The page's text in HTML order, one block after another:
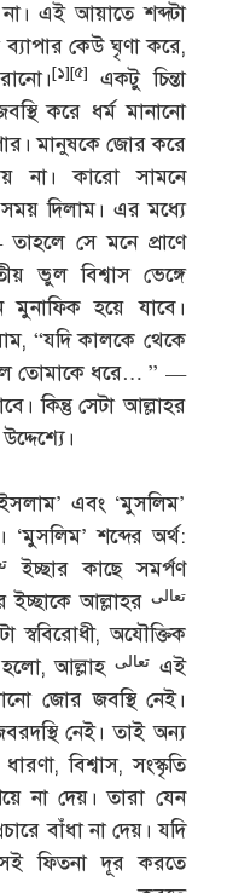
এই আয়াতে শব্দটা
[১][৫]
একটু চিন্তা
করে ধর্ম মানানো
মানুষকে জোর করে
না। কারো সামনে
দিলাম। এর মধ্যে
সে মনে প্রাণে
ভুল বিশ্বাস ভেঙ্গে
হয়ে যাবে।
“যদি কালকে থেকে
তোমাকে ধরে… ” —
কিন্তু সেটা আল্লাহর
এবং ‘মুসলিম’
‘মুসলিম’ শব্দের অর্থ:
ইচ্ছার কাছে সমর্পণ
ইচ্ছাকে আল্লাহর تعالى
স্ববিরোধী, অযৌক্তিক
আল্লাহ تعالىএই
জোর জবস্থি নেই।
নেই। তাই অন্য
বিশ্বাস, সংস্কৃতি
না দেয়। তারা যেন
বাঁধা না দেয়। যদি
ফিতনা দূর করতে